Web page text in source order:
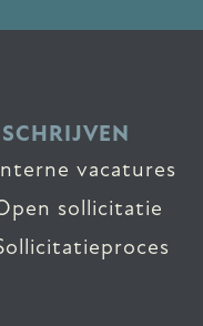
vacatures
sollicitatie